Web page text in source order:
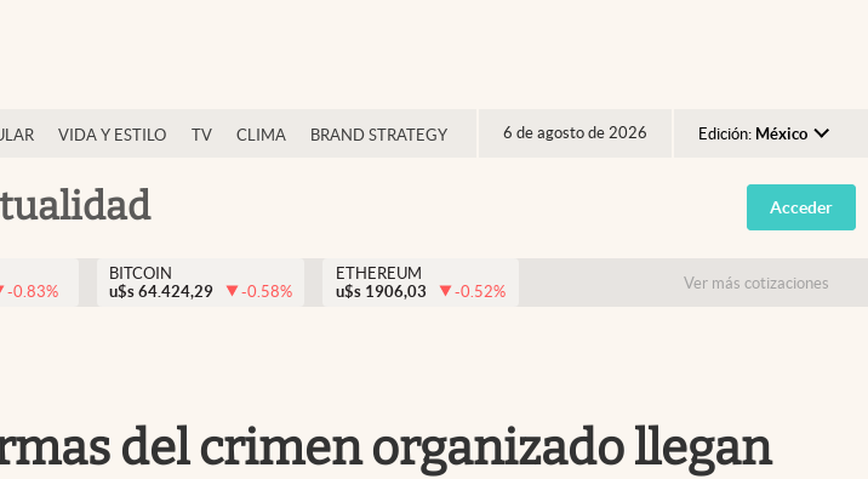
VIDA Y ESTILO TV CLIMA BRAND STRATEGY 6 de agosto de 2026 Edición: México
Argentina
España
USA
Acceder
-0.83%
BITCOIN
u$s 64.424,29 -0.58%
ETHEREUM
u$s 1906,03 -0.52% Ver más cotizaciones
del crimen organizado llegan